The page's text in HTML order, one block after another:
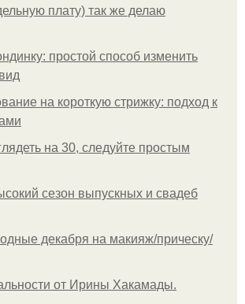
плату) так же делаю
простой способ изменить
на короткую стрижку: подход к
на 30, следуйте простым
сезон выпускных и свадеб
декабря на макияж/прическу/
от Ирины Хакамады.